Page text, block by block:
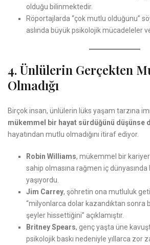
olduğu bilinmektedir.
Röportajlarda “çok mutlu olduğunu”
aslında büyük psikolojik mücadeleler
4. Ünlülerin Gerçekten
Olmadığı
Birçok insan, ünlülerin lüks yaşam tarzına
mükemmel bir hayat sürdüğünü düşünse
hayatından mutlu olmadığını itiraf ediyor.
Robin Williams, mükemmel bir
sahip olmasına rağmen iç
yaşıyordu.
Jim Carrey, şöhretin ona mutluluk
“milyonlarca dolar kazandıktan sonra
şeyler hissettiğini” açıklamıştır.
Britney Spears, genç yaşta üne
psikolojik baskı nedeniyle yıllarca zor